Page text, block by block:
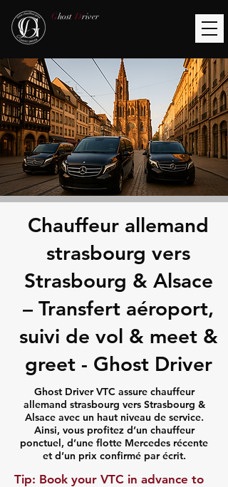
Ghost Driver
Chauffeur allemand
strasbourg vers
Strasbourg & Alsace
– Transfert aéroport,
suivi de vol & meet &
greet - Ghost Driver
Ghost Driver VTC assure chauffeur
allemand strasbourg vers Strasbourg &
Alsace avec un haut niveau de service.
Ainsi, vous profitez d’un chauffeur
ponctuel, d’une flotte Mercedes récente
et d’un prix confirmé par écrit.
​Tip: Book your VTC in advance to